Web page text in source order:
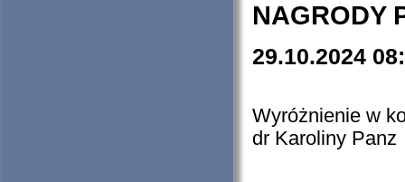
NAGRODY
29.10.2024
Wyróżnienie w
dr Karoliny Panz